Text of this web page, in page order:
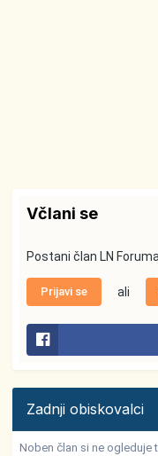
Včlani se
Postani član LN
Prijavi se ali
Zadnji obiskovalci
Noben član si ne ogleduje